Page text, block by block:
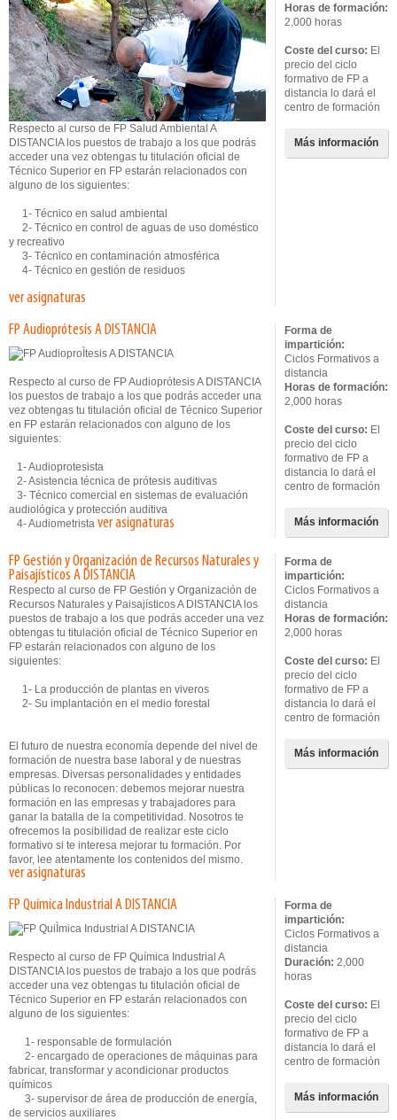
Respecto al curso de FP Salud Ambiental A
DISTANCIA los puestos de trabajo a los que podrás
acceder una vez obtengas tu titulación oficial de
Técnico Superior en FP estarán relacionados con
alguno de los siguientes:
1- Técnico en salud ambiental
2- Técnico en control de aguas de uso doméstico
y recreativo
3- Técnico en contaminación atmosférica
4- Técnico en gestión de residuos
ver asignaturas
Horas de formación:
2,000 horas
Coste del curso: El
precio del ciclo
formativo de FP a
distancia lo dará el
centro de formación
Más información
FP Audioprótesis A DISTANCIA
Respecto al curso de FP Audioprótesis A DISTANCIA
los puestos de trabajo a los que podrás acceder una
vez obtengas tu titulación oficial de Técnico Superior
en FP estarán relacionados con alguno de los
siguientes:
1- Audioprotesista
2- Asistencia técnica de prótesis auditivas
3- Técnico comercial en sistemas de evaluación
audiológica y protección auditiva
4- Audiometrista ver asignaturas
Forma de
impartición:
Ciclos Formativos a
distancia
Horas de formación:
2,000 horas
Coste del curso: El
precio del ciclo
formativo de FP a
distancia lo dará el
centro de formación
Más información
FP Gestión y Organización de Recursos Naturales y
Paisajísticos A DISTANCIA
Respecto al curso de FP Gestión y Organización de
Recursos Naturales y Paisajísticos A DISTANCIA los
puestos de trabajo a los que podrás acceder una vez
obtengas tu titulación oficial de Técnico Superior en
FP estarán relacionados con alguno de los
siguientes:
1- La producción de plantas en viveros
2- Su implantación en el medio forestal
El futuro de nuestra economía depende del nivel de
formación de nuestra base laboral y de nuestras
empresas. Diversas personalidades y entidades
públicas lo reconocen: debemos mejorar nuestra
formación en las empresas y trabajadores para
ganar la batalla de la competitividad. Nosotros te
ofrecemos la posibilidad de realizar este ciclo
formativo si te interesa mejorar tu formación. Por
favor, lee atentamente los contenidos del mismo.
ver asignaturas
Forma de
impartición:
Ciclos Formativos a
distancia
Horas de formación:
2,000 horas
Coste del curso: El
precio del ciclo
formativo de FP a
distancia lo dará el
centro de formación
Más información
FP Química Industrial A DISTANCIA
Respecto al curso de FP Química Industrial A
DISTANCIA los puestos de trabajo a los que podrás
acceder una vez obtengas tu titulación oficial de
Técnico Superior en FP estarán relacionados con
alguno de los siguientes:
1- responsable de formulación
2- encargado de operaciones de máquinas para
fabricar, transformar y acondicionar productos
químicos
3- supervisor de área de producción de energía,
de servicios auxiliares
Forma de
impartición:
Ciclos Formativos a
distancia
Duración: 2,000
horas
Coste del curso: El
precio del ciclo
formativo de FP a
distancia lo dará el
centro de formación
Más información